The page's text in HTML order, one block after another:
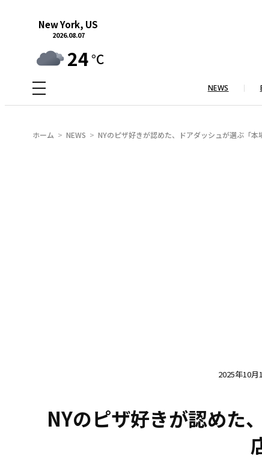
New York, US
2026.08.07
24°C
NEWS
ホーム NEWS NYのピザ好きが認めた、ドアダッシュが選ぶ「本
2025年10月
NYのピザ好きが認めた